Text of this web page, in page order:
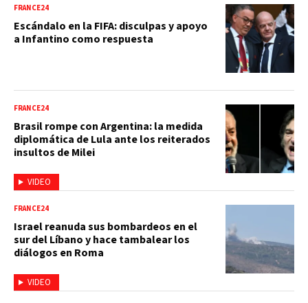
FRANCE24
Escándalo en la FIFA: disculpas y apoyo
a Infantino como respuesta
VIDEO
FRANCE24
Brasil rompe con Argentina: la medida
diplomática de Lula ante los reiterados
insultos de Milei
VIDEO
FRANCE24
Israel reanuda sus bombardeos en el
sur del Líbano y hace tambalear los
diálogos en Roma